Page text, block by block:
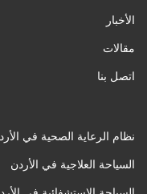
الأخبار
مقالات
اتصل بنا
نظام الرعاية الصحية في
السياحة العلاجية في الأردن